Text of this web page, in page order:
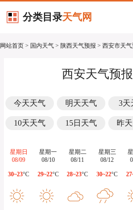
分类目录天气网
网站首页 > 国内天气 > 陕西天气预报 > 西安市天气
西安天气预
今天天气 明天天气 3天
10天天气 15日天气 昨
星期日
08/09
30~23°C
星期一
08/10
29~22°C
星期二
08/11
28~23°C
星期三
08/12
30~22°C